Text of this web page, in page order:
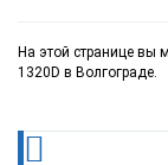
На этой странице вы
1320D в Волгограде.